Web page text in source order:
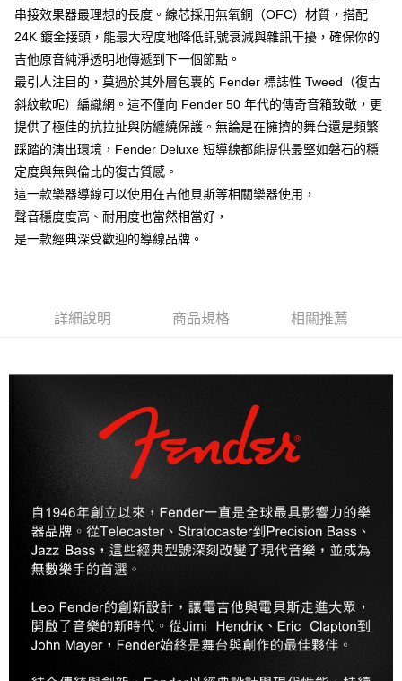
３．安心：先確認商品／服務後，再付款。
【「AFTEE先享後付」結帳流程】
１．於結帳方式選擇「AFTEE先享後付」後，將跳轉至「AFTEE先享後付」
結帳頁面，進行簡訊認證並確認金額後，即可完成結帳。
２．訂單成立數日內，您將收到繳費通知簡訊。
３．收到繳費通知簡訊後14天內，點擊此簡訊中的連結，可透過四大超商／
ATM／網路銀行／等多元方式進行付款，方視為交易完成。
購買商品的店家。未經商家同意取消之訂單仍視為有效，需透過AFTEE先享
後付繳納相關費用。
※ 交易是否成功請以「AFTEE先享後付 」之結帳頁面顯示為準，若有關於
是否繳費成功／繳費後需取消欲退款等相關疑問，請聯繫「AFTEE先享後付
客戶支援中心」https://netprotections.freshdesk.com/support/home
２．關於個人資料處理事宜，請瀏覽以下網址：
時審查核予不同之上限額度；若仍有額度不足之情形，本公司將視審查結果
請求用戶進行身份認證。
５．嚴禁一人註冊多個帳號或使用他人資訊註冊。若發現惡意使用之情形，
恩沛科技股份有限公司將有權停止該用戶之使用額度並採取法律行動。
全家取貨付款
每筆NT$60，滿NT$899(含以上)免運費
付款後全家取貨
每筆NT$60，滿NT$899(含以上)免運費
7-11取貨付款
每筆NT$60，滿NT$899(含以上)免運費
付款後7-11取貨
每筆NT$60，滿NT$899(含以上)免運費
宅配
每筆NT$80，滿NT$899(含以上)免運費
國家/地區配送
串接效果器最理想的長度。線芯採用無氧銅（OFC）材質，搭配
24K 鍍金接頭，能最大程度地降低訊號衰減與雜訊干擾，確保你的
吉他原音純淨透明地傳遞到下一個節點。
最引人注目的，莫過於其外層包裹的 Fender 標誌性 Tweed（復古
斜紋軟呢）編織網。這不僅向 Fender 50 年代的傳奇音箱致敬，更
提供了極佳的抗拉扯與防纏繞保護。無論是在擁擠的舞台還是頻繁
踩踏的演出環境，Fender Deluxe 短導線都能提供最堅如磐石的穩
定度與無與倫比的復古質感。
這一款樂器導線可以使用在吉他貝斯等相關樂器使用，
聲音穩度度高、耐用度也當然相當好，
是一款經典深受歡迎的導線品牌。
詳細說明 商品規格 相關推薦